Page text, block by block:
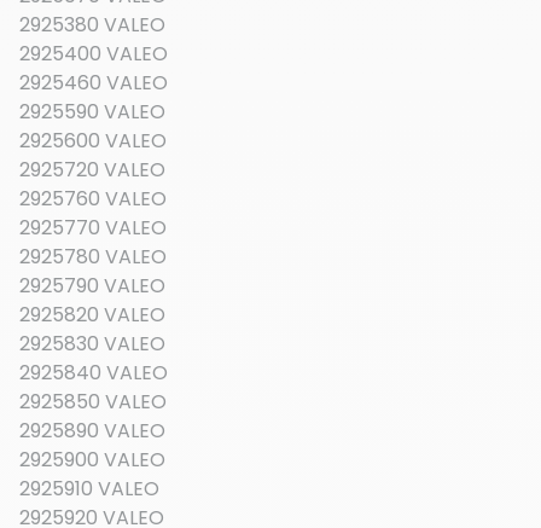
2925380 VALEO
2925400 VALEO
2925460 VALEO
2925590 VALEO
2925600 VALEO
2925720 VALEO
2925760 VALEO
2925770 VALEO
2925780 VALEO
2925790 VALEO
2925820 VALEO
2925830 VALEO
2925840 VALEO
2925850 VALEO
2925890 VALEO
2925900 VALEO
2925910 VALEO
2925920 VALEO